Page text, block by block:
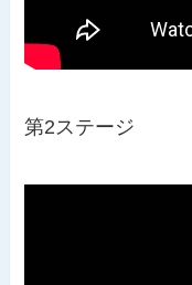
第2ステージ